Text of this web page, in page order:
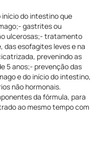
início do intestino que
gastrites ou
ulcerosas;- tratamento
esofagites leves e na
prevenindo as
5 anos;- prevenção das
e do início do intestino,
não hormonais.
da fórmula, para
ao mesmo tempo com